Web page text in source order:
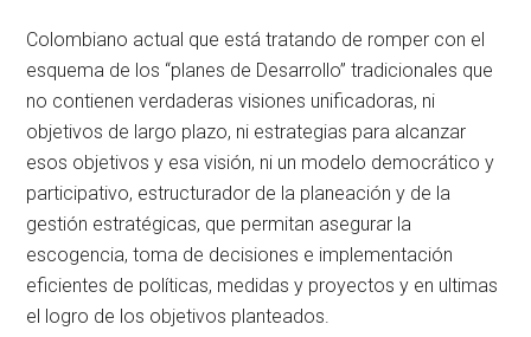
Colombiano actual que está tratando de romper con el
esquema de los “planes de Desarrollo” tradicionales que
no contienen verdaderas visiones unificadoras, ni
objetivos de largo plazo, ni estrategias para alcanzar
esos objetivos y esa visión, ni un modelo democrático y
participativo, estructurador de la planeación y de la
gestión estratégicas, que permitan asegurar la
escogencia, toma de decisiones e implementación
eficientes de políticas, medidas y proyectos y en ultimas
el logro de los objetivos planteados.